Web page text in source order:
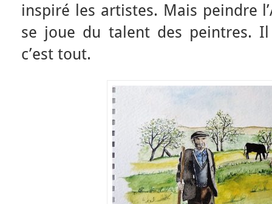
inspiré les artistes. Mais peindre
se joue du talent des peintres. Il
c’est tout.